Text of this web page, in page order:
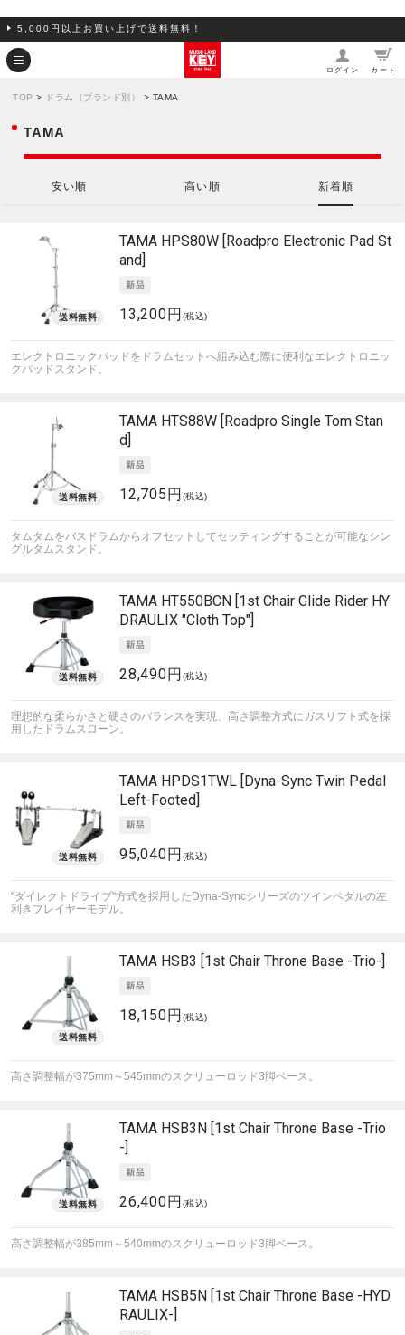
5,000円以上お買い上げで送料無料！
ログイン カート
TOP > ドラム（ブランド別） > TAMA
TAMA
安い順 高い順 新着順
TAMA HPS80W [Roadpro Electronic Pad St
and]
13,200円 (税込)
エレクトロニックパッドをドラムセットへ組み込む際に便利なエレクトロニッ
クパッドスタンド。
TAMA HTS88W [Roadpro Single Tom Stan
d]
12,705円 (税込)
タムタムをバスドラムからオフセットしてセッティングすることが可能なシン
グルタムスタンド。
TAMA HT550BCN [1st Chair Glide Rider HY
DRAULIX "Cloth Top"]
28,490円 (税込)
理想的な柔らかさと硬さのバランスを実現、高さ調整方式にガスリフト式を採
用したドラムスローン。
TAMA HPDS1TWL [Dyna-Sync Twin Pedal
Left-Footed]
95,040円 (税込)
"ダイレクトドライブ"方式を採用したDyna-Syncシリーズのツインペダルの左
利きプレイヤーモデル。
TAMA HSB3 [1st Chair Throne Base -Trio-]
18,150円 (税込)
高さ調整幅が375mm～545mmのスクリューロッド3脚ベース。
TAMA HSB3N [1st Chair Throne Base -Trio
-]
26,400円 (税込)
高さ調整幅が385mm～540mmのスクリューロッド3脚ベース。
TAMA HSB5N [1st Chair Throne Base -HYD
RAULIX-]